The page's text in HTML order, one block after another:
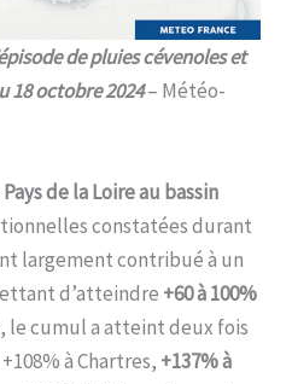
de pluies cévenoles et
18 octobre 2024– Météo-
Pays de la Loire au bassin
constatées durant
largement contribué à un
d’atteindre +60 à 100%
le cumul a atteint deux fois
à Chartres, +137% à